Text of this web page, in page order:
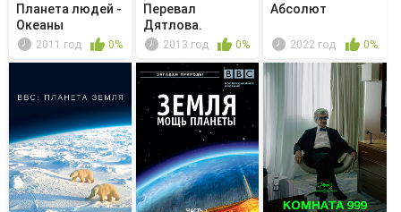
Планета людей -
Океаны
2011 год 0%
Перевал
Дятлова.
Отчислены по
2013 год 0%
Абсолют
2022 год 0%